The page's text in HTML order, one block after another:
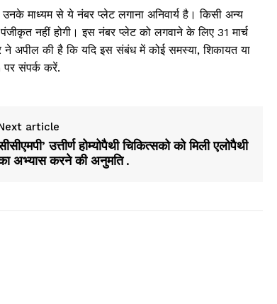
उनके माध्यम से ये नंबर प्लेट लगाना अनिवार्य है। किसी अन्य
नहीं होगी। इस नंबर प्लेट को लगवाने के लिए 31 मार्च
अपील की है कि यदि इस संबंध में कोई समस्या, शिकायत या
संपर्क करें.
article
उत्तीर्ण होम्योपैथी चिकित्सको को मिली एलोपैथी
अभ्यास करने की अनुमति .